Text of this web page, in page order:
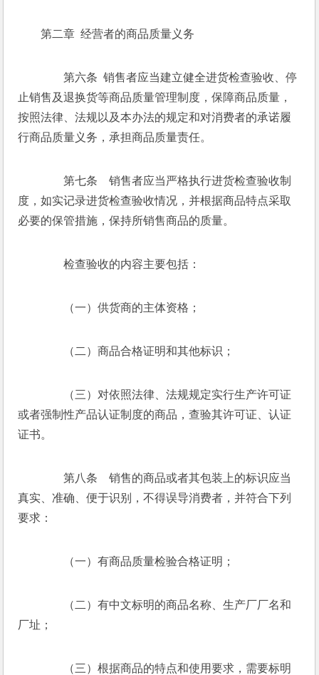
第二章  经营者的商品质量义务
第六条  销售者应当建立健全进货检查验收、停
止销售及退换货等商品质量管理制度，保障商品质量，
按照法律、法规以及本办法的规定和对消费者的承诺履
行商品质量义务，承担商品质量责任。
第七条　销售者应当严格执行进货检查验收制
度，如实记录进货检查验收情况，并根据商品特点采取
必要的保管措施，保持所销售商品的质量。
检查验收的内容主要包括：
（一）供货商的主体资格；
（二）商品合格证明和其他标识；
（三）对依照法律、法规规定实行生产许可证
或者强制性产品认证制度的商品，查验其许可证、认证
证书。
第八条　销售的商品或者其包装上的标识应当
真实、准确、便于识别，不得误导消费者，并符合下列
要求：
（一）有商品质量检验合格证明；
（二）有中文标明的商品名称、生产厂厂名和
厂址；
（三）根据商品的特点和使用要求，需要标明